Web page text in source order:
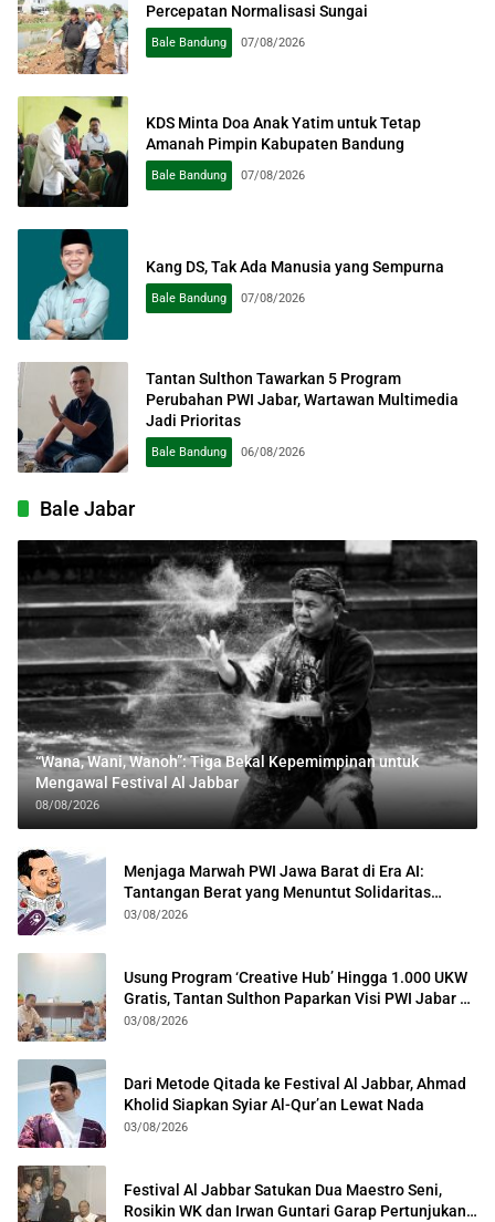
Percepatan Normalisasi Sungai
Bale Bandung 07/08/2026
KDS Minta Doa Anak Yatim untuk Tetap
Amanah Pimpin Kabupaten Bandung
Bale Bandung 07/08/2026
Kang DS, Tak Ada Manusia yang Sempurna
Bale Bandung 07/08/2026
Tantan Sulthon Tawarkan 5 Program
Perubahan PWI Jabar, Wartawan Multimedia
Jadi Prioritas
Bale Bandung 06/08/2026
Bale Jabar
“Wana, Wani, Wanoh”: Tiga Bekal Kepemimpinan untuk
Mengawal Festival Al Jabbar
08/08/2026
Menjaga Marwah PWI Jawa Barat di Era AI:
Tantangan Berat yang Menuntut Solidaritas
Lintas Generasi
03/08/2026
Usung Program ‘Creative Hub’ Hingga 1.000 UKW
Gratis, Tantan Sulthon Paparkan Visi PWI Jabar di
Kota Bogor
03/08/2026
Dari Metode Qitada ke Festival Al Jabbar, Ahmad
Kholid Siapkan Syiar Al-Qur’an Lewat Nada
03/08/2026
Festival Al Jabbar Satukan Dua Maestro Seni,
Rosikin WK dan Irwan Guntari Garap Pertunjukan